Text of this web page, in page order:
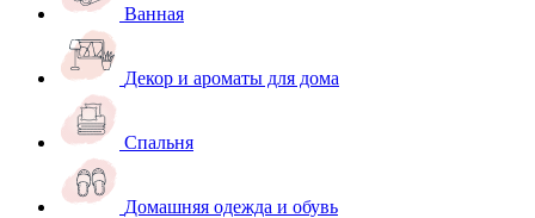
Ванная
Декор и ароматы для дома
Спальня
Домашняя одежда и обувь